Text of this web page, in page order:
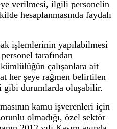
verilmesi, ilgili personelin
hesaplanmasında faydalı
işlemlerinin yapılabilmesi
tarafından
çalışanlara ait
her şeye rağmen belirtilen
gibi durumlarda oluşabilir.
kamu işverenleri için
olmadığı, özel sektör